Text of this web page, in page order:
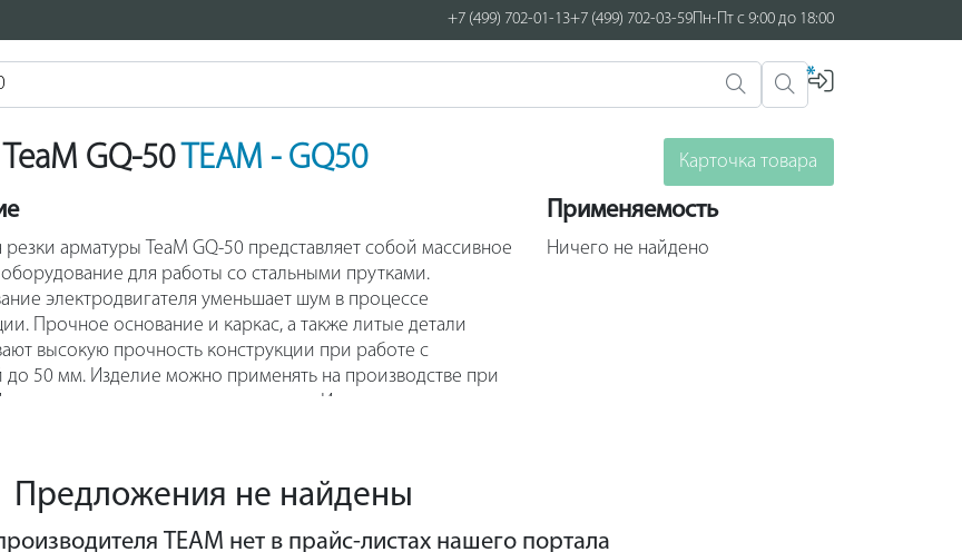
+7 (499) 702-01-13+7 (499) 702-03-59Пн-Пт с 9:00 до 18:00
*
GQ-50 TEAM - GQ50 Карточка товара
резки арматуры TeaM GQ-50 представляет собой массивное
для работы со стальными прутками.
электродвигателя уменьшает шум в процессе
Прочное основание и каркас, а также литые детали
высокую прочность конструкции при работе с
до 50 мм. Изделие можно применять на производстве при
а также на строительных площадках. Использование станка
Применяемость
Ничего не найдено
Предложения не найдены
TEAM нет в прайс-листах нашего портала